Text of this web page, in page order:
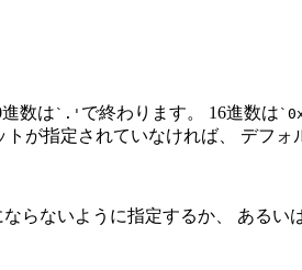
数は `.' で終わります。 16進数は
が指定されていなければ、 デフォ
らないように指定するか、 あるい